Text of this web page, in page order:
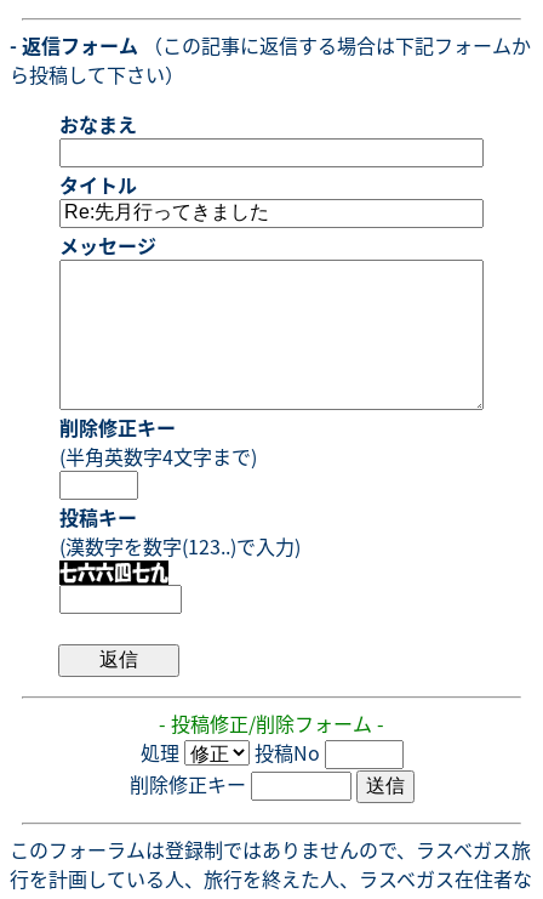
- 返信フォーム （この記事に返信する場合は下記フォームか
ら投稿して下さい）
おなまえ
タイトル
メッセージ
削除修正キー
(半角英数字4文字まで)
投稿キー
(漢数字を数字(123..)で入力)
- 投稿修正/削除フォーム -
処理
投稿No
削除修正キー
このフォーラムは登録制ではありませんので、ラスベガス旅
行を計画している人、旅行を終えた人、ラスベガス在住者な